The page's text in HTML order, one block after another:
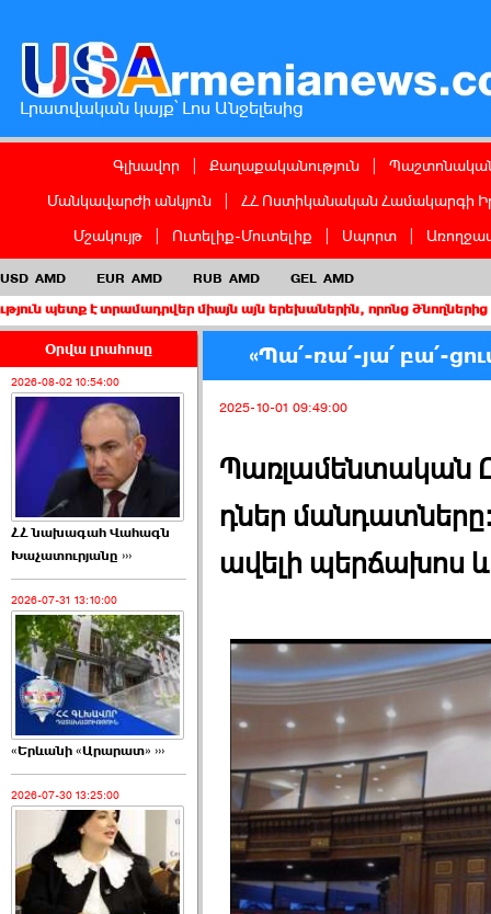
Լրատվական կայք՝ Լոս Անջելեսից
Գլխավոր Քաղաքականություն
Մանկավարժի անկյուն
ՀՀ Ոստիկանական Համակարգի
Մշակույթ
Ուտելիք-Մուտելիք Սպորտ
USD AMD EUR AMD RUB AMD GEL AMD
տրամադրվեր միայն այն երեխաներին, որոնց ծնողներից
Օրվա լրահոսը
2026-08-02 10:54:00
ՀՀ նախագահ Վահագն
Խաչատուրյանը ›››
2026-07-31 13:10:00
«Երևանի «Արարատ» ›››
2026-07-30 13:25:00
«Պա՛-ռա՛-յա՛ բա՛-
2025-10-01 09:49:00
Պառլամենտական
դներ
ավելի պերճախոս